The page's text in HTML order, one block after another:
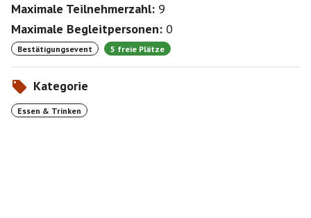
Maximale Teilnehmerzahl: 9
Maximale Begleitpersonen: 0
Bestätigungsevent 5 freie Plätze
Kategorie
Essen & Trinken